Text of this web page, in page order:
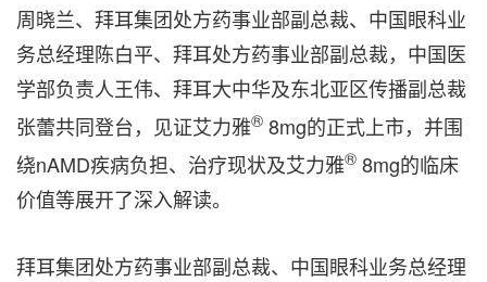
周晓兰、拜耳集团处方药事业部副总裁、中国眼科业
务总经理陈白平、拜耳处方药事业部副总裁，中国医
学部负责人王伟、拜耳大中华及东北亚区传播副总裁
张蕾共同登台，见证艾力雅® 8mg的正式上市，并围
绕nAMD疾病负担、治疗现状及艾力雅® 8mg的临床
价值等展开了深入解读。
拜耳集团处方药事业部副总裁、中国眼科业务总经理